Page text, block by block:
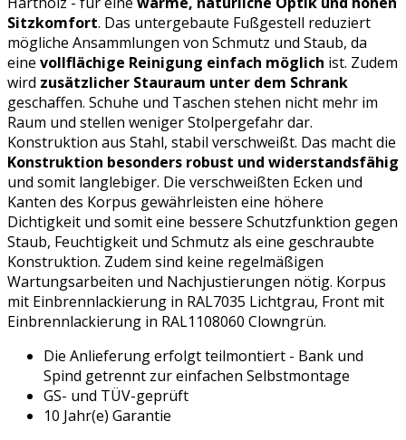
Sitzkomfort. Das untergebaute Fußgestell reduziert
mögliche Ansammlungen von Schmutz und Staub, da
eine vollflächige Reinigung einfach möglich ist. Zudem
wird zusätzlicher Stauraum unter dem Schrank
geschaffen. Schuhe und Taschen stehen nicht mehr im
Raum und stellen weniger Stolpergefahr dar.
Konstruktion aus Stahl, stabil verschweißt. Das macht die
Konstruktion besonders robust und widerstandsfähig
und somit langlebiger. Die verschweißten Ecken und
Kanten des Korpus gewährleisten eine höhere
Dichtigkeit und somit eine bessere Schutzfunktion gegen
Staub, Feuchtigkeit und Schmutz als eine geschraubte
Konstruktion. Zudem sind keine regelmäßigen
Wartungsarbeiten und Nachjustierungen nötig. Korpus
mit Einbrennlackierung in RAL7035 Lichtgrau, Front mit
Einbrennlackierung in RAL1108060 Clowngrün.
Die Anlieferung erfolgt teilmontiert - Bank und
Spind getrennt zur einfachen Selbstmontage
GS- und TÜV-geprüft
10 Jahr(e) Garantie